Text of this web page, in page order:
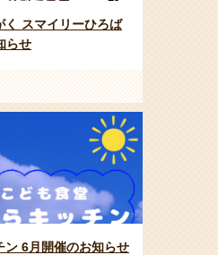
く スマイリーひろば
らせ
6月開催のお知らせ